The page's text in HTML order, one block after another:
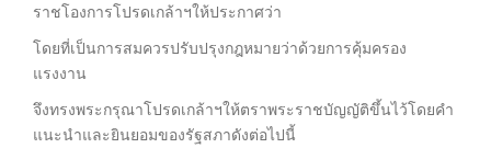
ราชโองการโปรดเกล้าฯให้ประกาศว่า
โดยที่เป็นการสมควรปรับปรุงกฎหมายว่าด้วยการคุ้มครอง
แรงงาน
จึงทรงพระกรุณาโปรดเกล้าฯให้ตราพระราชบัญญัติขึ้นไว้โดยคำ
แนะนำและยินยอมของรัฐสภาดังต่อไปนี้